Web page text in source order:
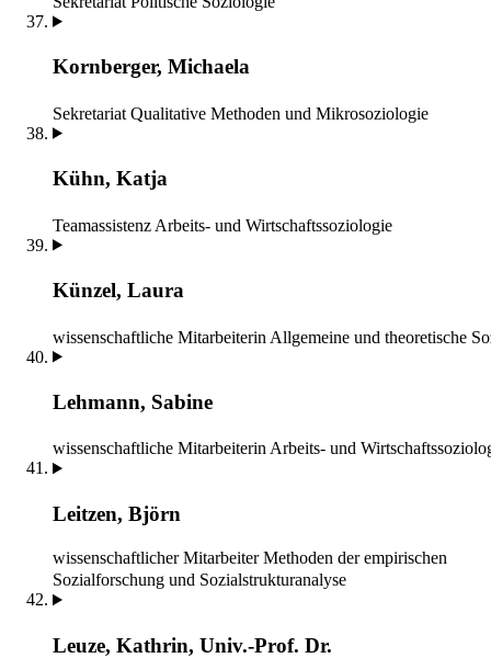
Kornberger, Michaela
Sekretariat Qualitative Methoden und Mikrosoziologie
Kühn, Katja
Teamassistenz Arbeits- und Wirtschaftssoziologie
Künzel, Laura
wissenschaftliche Mitarbeiterin Allgemeine und theoretische
Lehmann, Sabine
wissenschaftliche Mitarbeiterin Arbeits- und
Leitzen, Björn
wissenschaftlicher Mitarbeiter Methoden der empirischen
Sozialforschung und Sozialstrukturanalyse
Leuze, Kathrin, Univ.-Prof. Dr.